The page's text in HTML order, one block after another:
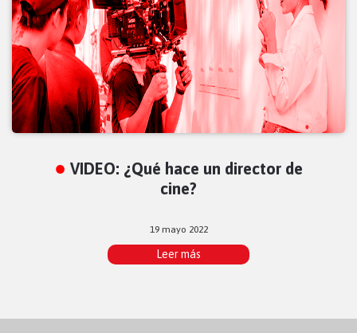
VIDEO: ¿Qué hace un director de
cine?
19 mayo 2022
Leer más